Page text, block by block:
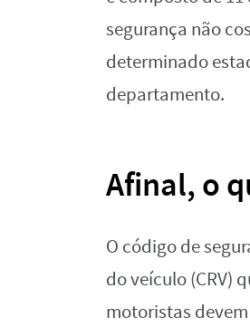
segurança não
determinado
departamento.
Afinal, o
O código de
do veículo (CRV)
motoristas